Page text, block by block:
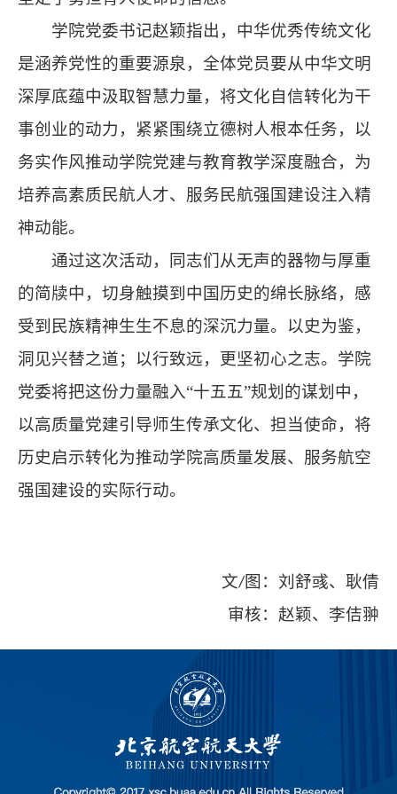
学院党委书记赵颖指出，中华优秀传统文化
是涵养党性的重要源泉，全体党员要从中华文明
深厚底蕴中汲取智慧力量，将文化自信转化为干
事创业的动力，紧紧围绕立德树人根本任务，以
务实作风推动学院党建与教育教学深度融合，为
培养高素质民航人才、服务民航强国建设注入精
神动能。
通过这次活动，同志们从无声的器物与厚重
的简牍中，切身触摸到中国历史的绵长脉络，感
受到民族精神生生不息的深沉力量。以史为鉴，
洞见兴替之道；以行致远，更坚初心之志。学院
党委将把这份力量融入“十五五”规划的谋划中，
以高质量党建引导师生传承文化、担当使命，将
历史启示转化为推动学院高质量发展、服务航空
强国建设的实际行动。
文/图：刘舒彧、耿倩
审核：赵颖、李佶翀